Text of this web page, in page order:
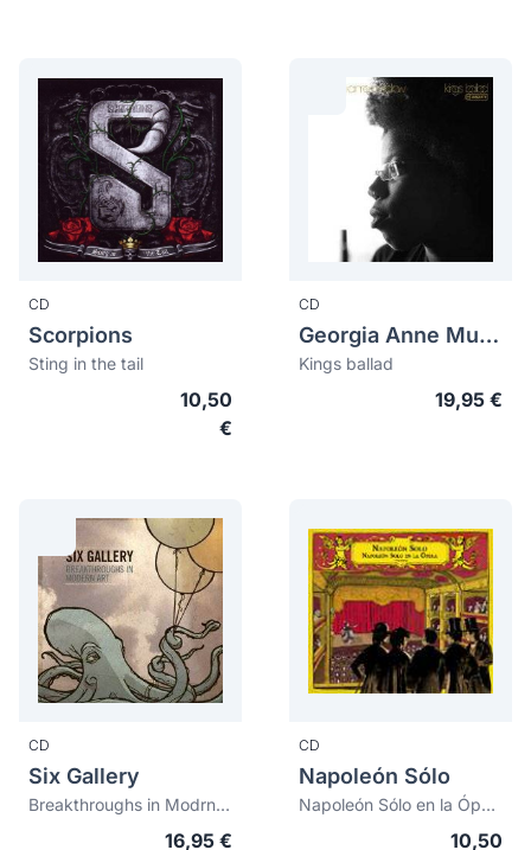
CD
Scorpions
Sting in the tail
10,50
€
CD
Georgia Anne Muldrow
Kings ballad
19,95 €
CD
Six Gallery
Breakthroughs in Modrn Art
16,95 €
CD
Napoleón Sólo
Napoleón Sólo en la Ópera
10,50